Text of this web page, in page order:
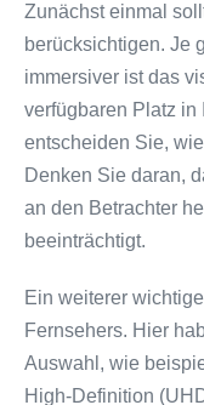
Zunächst einmal
berücksichtigen. Je
immersiver ist das
verfügbaren Platz in
entscheiden Sie,
Denken Sie daran,
an den Betrachter
beeinträchtigt.
Ein weiterer
Fernsehers. Hier
Auswahl, wie
High-Definition